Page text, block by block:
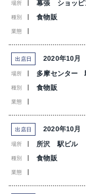
場所 幕張 ショッピ
種別 食物販
業態
出店日 2020年10月
場所 多摩センター
種別 食物販
業態
出店日 2020年10月
場所 所沢 駅ビル
種別 食物販
業態